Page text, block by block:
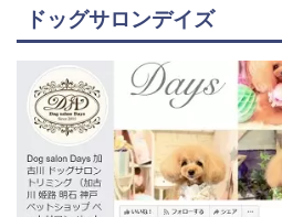
ドッグサロンデイズ